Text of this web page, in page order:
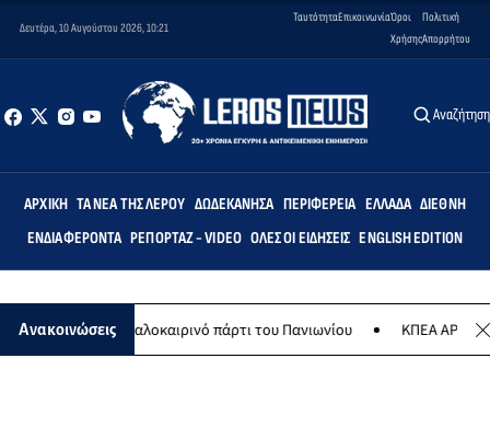
Δευτέρα, 10 Αυγούστου 2026, 10:21
ΤαυτότηταΕπικοινωνίαΌροι
Χρήσης
Πολιτική
Απορρήτου
Αναζήτηση
ΑΡΧΙΚΉ ΤΑ ΝΈΑ ΤΗΣ ΛΈΡΟΥ ΔΩΔΕΚΆΝΗΣΑ ΠΕΡΙΦΈΡΕΙΑ ΕΛΛΆΔΑ ΔΙΕΘΝΉ
ΕΝΔΙΑΦΈΡΟΝΤΑ ΡΕΠΟΡΤΆΖ - VIDEO ΌΛΕΣ ΟΙ ΕΙΔΉΣΕΙΣ ENGLISH EDITION
Ανακοινώσειςτο καλοκαιρινό πάρτι του Πανιωνίου ΚΠΕΑ ΑΡΤΕΜΙΣ: